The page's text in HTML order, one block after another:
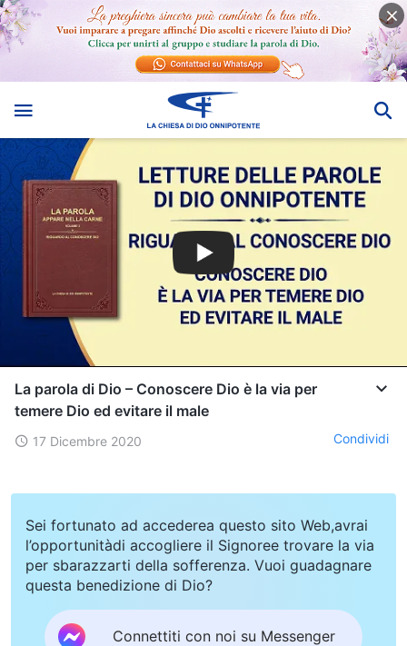
La parola di Dio – Conoscere Dio è la via per
temere Dio ed evitare il male
17 Dicembre 2020 Condividi
Sei fortunato ad accederea questo sito Web,avrai
l’opportunitàdi accogliere il Signoree trovare la via
per sbarazzarti della sofferenza. Vuoi guadagnare
questa benedizione di Dio?
Connettiti con noi su Messenger